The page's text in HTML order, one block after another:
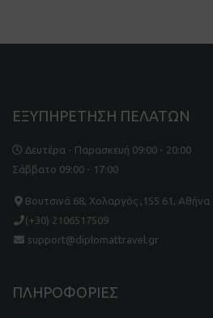
ΕΞΥΠΗΡΕΤΗΣΗ ΠΕΛΑΤΩΝ
Δευτέρα - Παρασκευή 09:00 - 20:00
Σάββατο 09:00 - 17:00
Βουτσινά 68, Χολαργός ,155 61, Αθήνα
(+30) 2106517509
support@diplomattravel.gr
ΠΛΗΡΟΦΟΡΙΕΣ